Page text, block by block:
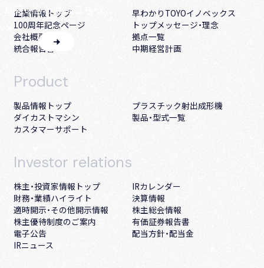
お問い合わせはこちら。
企業情報トップ
早わかりTOYOイノベックス
100周年記念ページ
トップメッセージ・理念
会社概要・沿革
拠点一覧
統合報告書
中期経営計画
Product
製品情報トップ
プラスチック射出成形機
ダイカストマシン
製品・型式一覧
カスタマーサポート
Investor relations
株主・投資家情報トップ
IRカレンダー
財務・業績ハイライト
決算情報
適時開示・その他開示情報
株主総会情報
株主優待制度のご案内
有価証券報告書
電子公告
配当方針・配当金
IRニュース